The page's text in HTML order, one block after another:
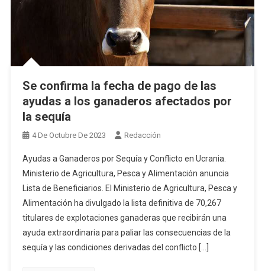
Se confirma la fecha de pago de las
ayudas a los ganaderos afectados por
la sequía
4 De Octubre De 2023 Redacción
Ayudas a Ganaderos por Sequía y Conflicto en Ucrania.
Ministerio de Agricultura, Pesca y Alimentación anuncia
Lista de Beneficiarios. El Ministerio de Agricultura, Pesca y
Alimentación ha divulgado la lista definitiva de 70,267
titulares de explotaciones ganaderas que recibirán una
ayuda extraordinaria para paliar las consecuencias de la
sequía y las condiciones derivadas del conflicto […]